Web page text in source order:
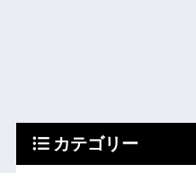
カテゴリー